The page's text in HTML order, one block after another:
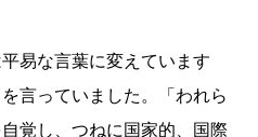
易な言葉に変えています
言っていました。「われら
覚し、つねに国家的、国際